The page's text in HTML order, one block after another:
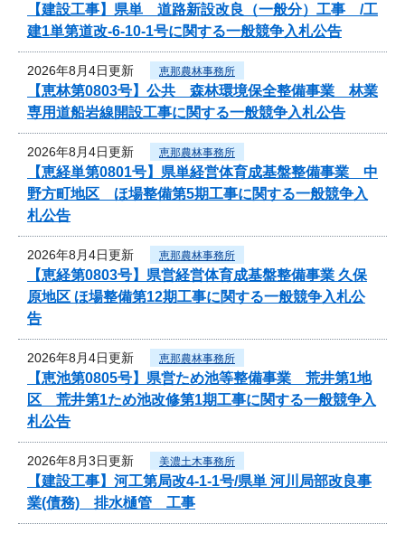
【建設工事】県単 道路新設改良（一般分）工事 /工
建1単第道改-6-10-1号に関する一般競争入札公告
2026年8月4日更新 恵那農林事務所
【恵林第0803号】公共 森林環境保全整備事業 林業
専用道船岩線開設工事に関する一般競争入札公告
2026年8月4日更新 恵那農林事務所
【恵経単第0801号】県単経営体育成基盤整備事業 中
野方町地区 ほ場整備第5期工事に関する一般競争入
札公告
2026年8月4日更新 恵那農林事務所
【恵経第0803号】県営経営体育成基盤整備事業 久保
原地区 ほ場整備第12期工事に関する一般競争入札公
告
2026年8月4日更新 恵那農林事務所
【恵池第0805号】県営ため池等整備事業 荒井第1地
区 荒井第1ため池改修第1期工事に関する一般競争入
札公告
2026年8月3日更新 美濃土木事務所
【建設工事】河工第局改4-1-1号/県単 河川局部改良事
業(債務) 排水樋管 工事